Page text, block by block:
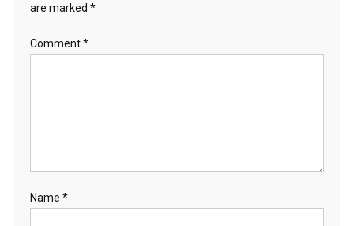
are marked *
Comment*
Name *